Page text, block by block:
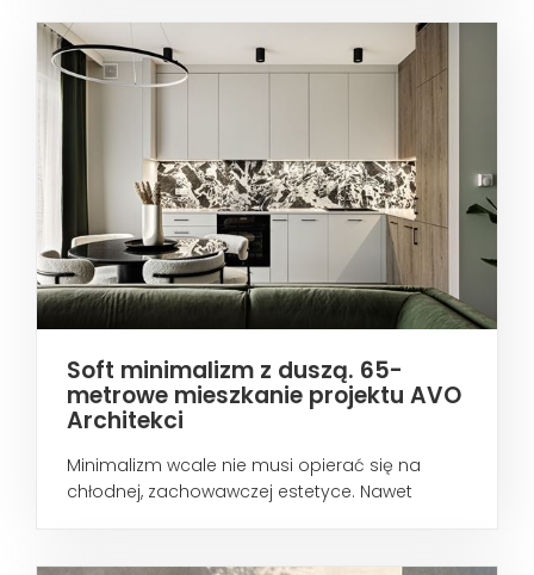
Soft minimalizm z duszą. 65-
metrowe mieszkanie projektu AVO
Architekci
Minimalizm wcale nie musi opierać się na
chłodnej, zachowawczej estetyce. Nawet